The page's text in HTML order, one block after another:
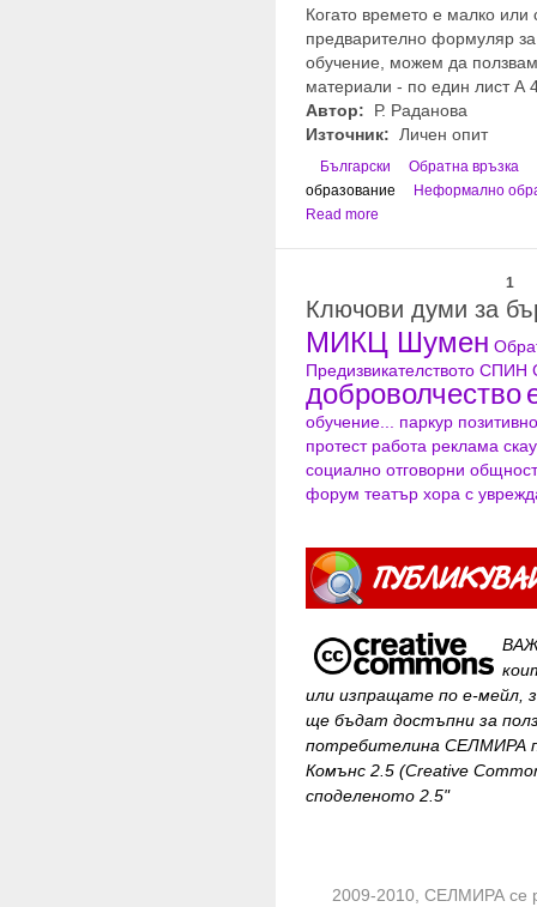
Когато времето е малко
предварително формуляр за
обучение, можем да
материали - по един лист А
Автор:
Р. Раданова
Източник: Личен опит
Български
Обратна връзка
образование
Неформално
Read more
1
Ключови думи за
МИКЦ Шумен
Предизвикателството СПИН
доброволчество
обучение... паркур позитивно
протест работа реклама
социално отговорни
форум театър хора с
или изпращате по е-мейл,
ще бъдат достъпни за
потребителина СЕЛМИРА
Комънс 2.5 (Creative
споделеното 2.5"
2009-2010, СЕЛМИРА се